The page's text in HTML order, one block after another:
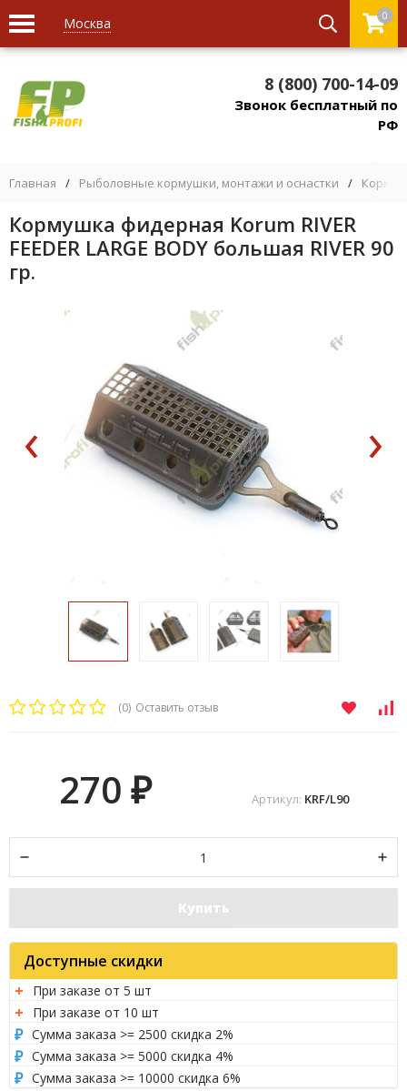
Москва 0
8 (800) 700-14-09
Звонок бесплатный по
РФ
Главная / Рыболовные кормушки, монтажи и оснастки /
Кормушка фидерная Korum RIVER
FEEDER LARGE BODY большая RIVER 90
гр.
‹ ›
(0) Оставить отзыв
Артикул: KRF/L90
270 ₽
Купить
Доступные скидки
При заказе от 5 шт
При заказе от 10 шт
Сумма заказа >= 2500 скидка 2%
Сумма заказа >= 5000 скидка 4%
Сумма заказа >= 10000 скидка 6%